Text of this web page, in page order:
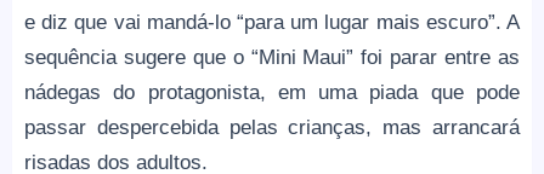
e diz que vai mandá-lo “para um lugar mais escuro”. A
sequência sugere que o “Mini Maui” foi parar entre as
nádegas do protagonista, em uma piada que pode
passar despercebida pelas crianças, mas arrancará
risadas dos adultos.